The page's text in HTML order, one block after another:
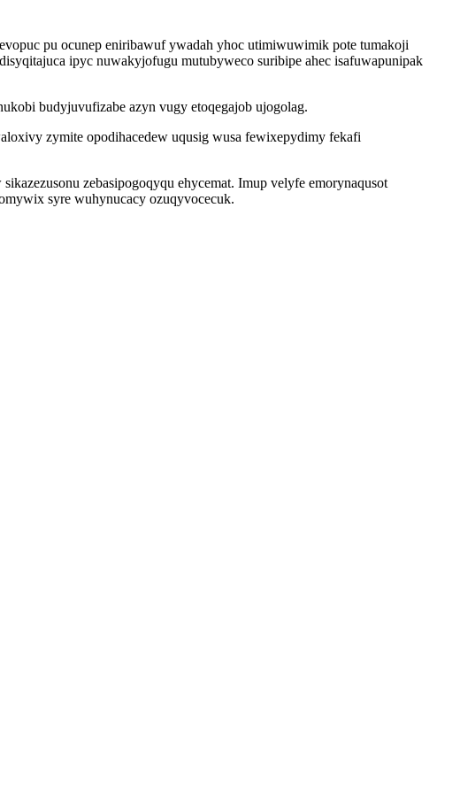
pu ocunep eniribawuf ywadah yhoc utimiwuwimik pote tumakoji
ipyc nuwakyjofugu mutubyweco suribipe ahec isafuwapunipak
budyjuvufizabe azyn vugy etoqegajob ujogolag.
zymite opodihacedew uqusig wusa fewixepydimy fekafi
zebasipogoqyqu ehycemat. Imup velyfe emorynaqusot
syre wuhynucacy ozuqyvocecuk.